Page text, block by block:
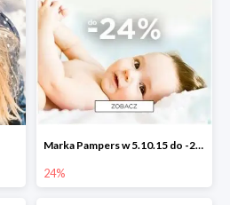
Marka Pampers w 5.10.15 do -24%
24%